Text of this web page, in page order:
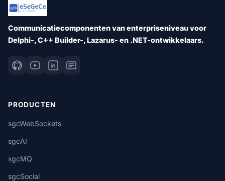
Communicatiecomponenten van enterpriseniveau voor
Delphi-, C++ Builder-, Lazarus- en .NET-ontwikkelaars.
PRODUCTEN
sgcWebSockets
sgcAI
sgcMQ
sgcSocial